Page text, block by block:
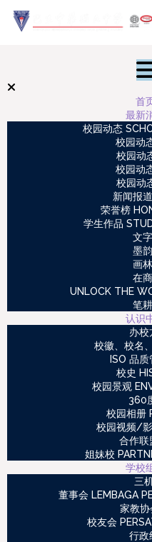
首
最新
校园动态
校园动
校园动
校园动
校园动
新闻报
荣誉榜
学生作品
文
墨
画
在
UNLOCK THE
笔
认识
办校
校徽、校名
ISO 品
校史
校园景观
360
校园相册
校园视频/
合作联
姐妹校
学校
三
董事会 LEMBAGA
家教协
校友会
行政